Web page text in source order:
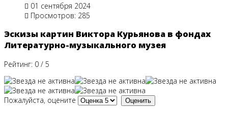
01 сентября 2024
Просмотров: 285
Эскизы картин Виктора Курьянова в фондах
Литературно-музыкального музея
Рейтинг: 0 / 5
Пожалуйста, оцените